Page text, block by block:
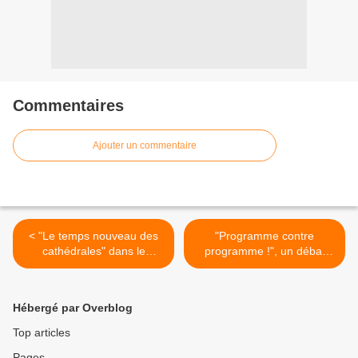
Commentaires
Ajouter un commentaire
< "Le temps nouveau des
cathédrales" dans le
magazine "Des racines &
"Programme contre
programme !", un débat
entre Gerard Darmanin et
Hébergé par Overblog
Top articles